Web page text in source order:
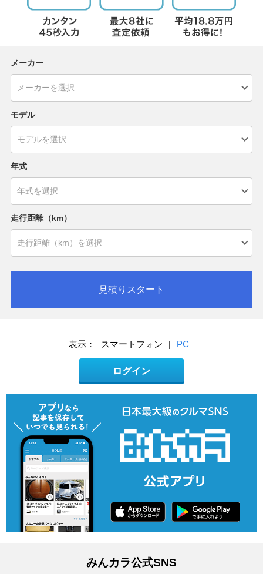
メーカー
モデル
年式
走行距離（km）
見積りスタート
表示： スマートフォン | PC
ログイン
みんカラ公式SNS